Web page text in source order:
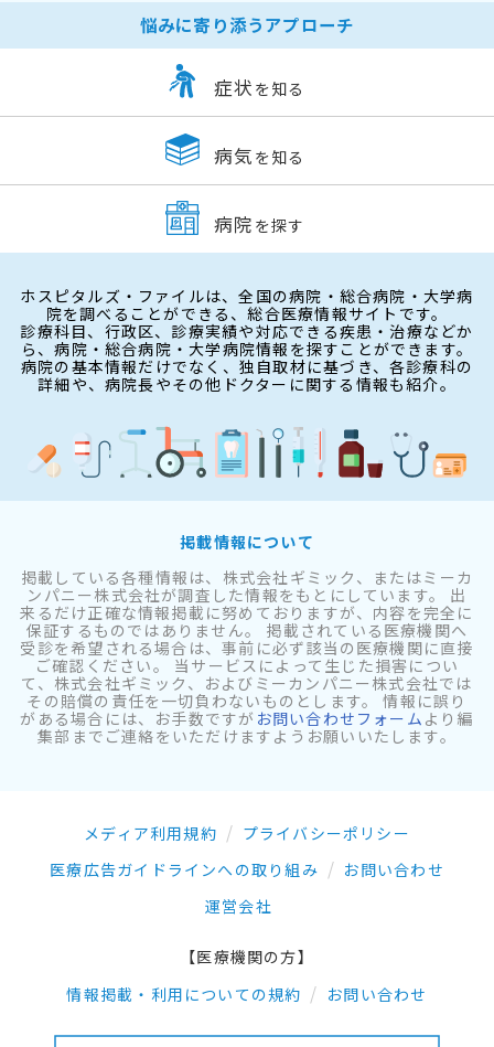
悩みに寄り添うアプローチ
症状 を知る
病気 を知る
病院 を探す
ホスピタルズ・ファイルは、全国の病院・総合病院・大学病
院を調べることができる、総合医療情報サイトです。
診療科目、行政区、診療実績や対応できる疾患・治療などか
ら、病院・総合病院・大学病院情報を探すことができます。
病院の基本情報だけでなく、独自取材に基づき、各診療科の
詳細や、病院長やその他ドクターに関する情報も紹介。
掲載情報について
掲載している各種情報は、株式会社ギミック、またはミーカ
ンパニー株式会社が調査した情報をもとにしています。 出
来るだけ正確な情報掲載に努めておりますが、内容を完全に
保証するものではありません。 掲載されている医療機関へ
受診を希望される場合は、事前に必ず該当の医療機関に直接
ご確認ください。 当サービスによって生じた損害につい
て、株式会社ギミック、およびミーカンパニー株式会社では
その賠償の責任を一切負わないものとします。 情報に誤り
がある場合には、お手数ですが お問い合わせフォーム より編
集部までご連絡をいただけますようお願いいたします。
メディア利用規約
プライバシーポリシー
医療広告ガイドラインへの取り組み
お問い合わせ
運営会社
【医療機関の方】
情報掲載・利用についての規約
お問い合わせ